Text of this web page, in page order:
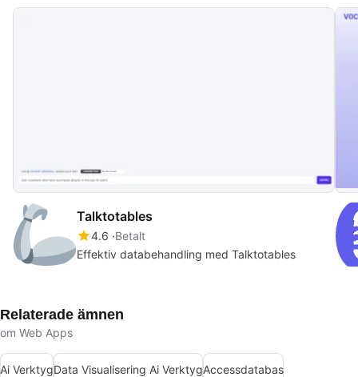
Talktotables
4.6 Betalt
Effektiv databehandling med Talktotables
Relaterade ämnen
om Web Apps
Ai VerktygData Visualisering Ai VerktygAccessdatabas